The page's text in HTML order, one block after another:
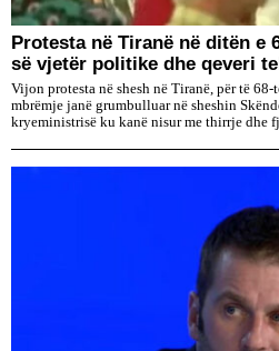
Protesta në Tiranë në ditën e
së vjetër politike dhe qeveri
Vijon protesta në shesh në Tiranë, për të
mbrëmje janë grumbulluar në sheshin
kryeministrisë ku kanë nisur me thirrje dhe